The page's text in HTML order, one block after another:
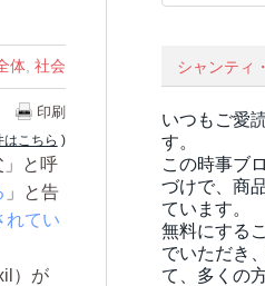
体, 社会
印刷
はこちら )
と呼
」と告
れてい
）が
シャンティ
いつもご愛
す。
この時事ブ
づけで、商
ています。
無料にする
でいただき
て、 多くの